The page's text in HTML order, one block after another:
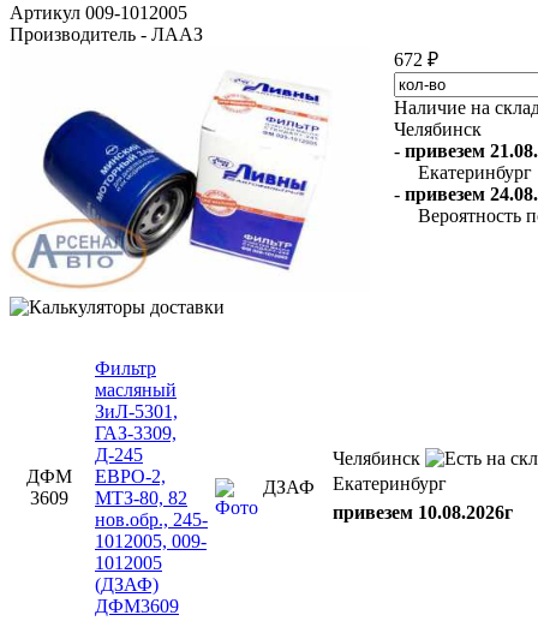
Артикул 009-1012005
Производитель - ЛААЗ
672 ₽
Наличие на
Челябинск
- привезем
Екатеринбург
- привезем
Вероятность
ДФМ
3609
Фильтр
масляный
ЗиЛ-5301,
ГАЗ-3309,
Д-245
ЕВРО-2,
МТЗ-80, 82
нов.обр., 245-
1012005, 009-
1012005
(ДЗАФ)
ДФМ3609
ДЗАФ
Челябинск
Екатеринбург
привезем 10.08.2026г